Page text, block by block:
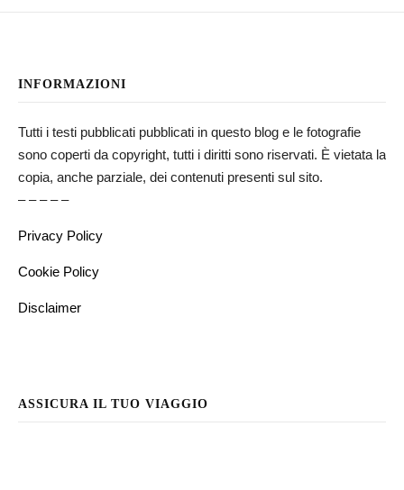
INFORMAZIONI
Tutti i testi pubblicati pubblicati in questo blog e le fotografie
sono coperti da copyright, tutti i diritti sono riservati. È vietata la
copia, anche parziale, dei contenuti presenti sul sito.
– – – – –
Privacy Policy
Cookie Policy
Disclaimer
ASSICURA IL TUO VIAGGIO